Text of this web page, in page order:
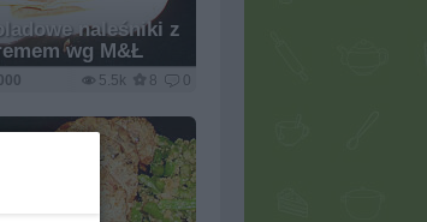
naleśniki z
wg M&Ł
5.5k 8 0